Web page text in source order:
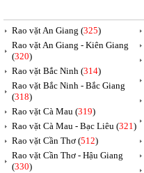
Rao vặt An Giang (325)
Rao vặt An Giang - Kiên Giang
(320)
Rao vặt Bắc Ninh (314)
Rao vặt Bắc Ninh - Bắc Giang
(318)
Rao vặt Cà Mau (319)
Rao vặt Cà Mau - Bạc Liêu (321)
Rao vặt Cần Thơ (512)
Rao vặt Cần Thơ - Hậu Giang
(330)